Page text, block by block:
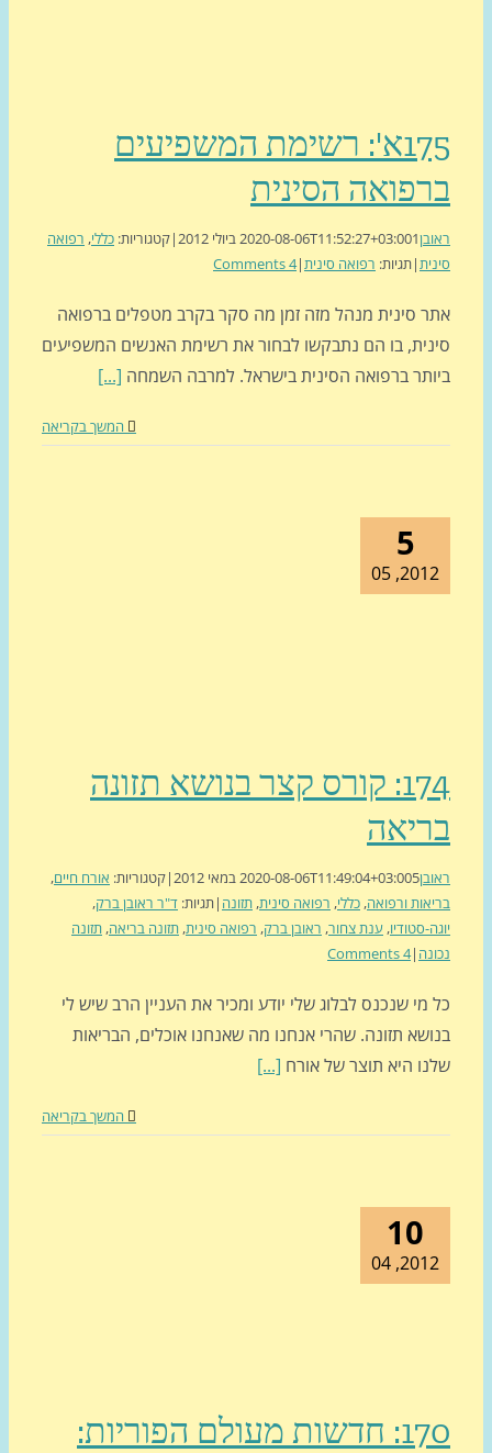
175א': רשימת המשפיעים
הסינית
2020-08-06T11:52:27+03:00
|קטגוריות: כללי,רפואה
תגיות:רפואה סינית|
4 Comments
סינית מנהל מזה זמן מה סקר בקרב מטפלים ברפואה
בו הם נתבקשו לבחור את רשימת האנשים המשפיעים
ברפואה הסינית בישראל. למרבה השמחה [...]
המשך בקריאה
174: קורס קצר בנושא תזונה
2020-08-06T11:49:04+03:00
|קטגוריות: אורח חיים,
ורפואה,כללי,רפואה סינית,תזונה|תגיות:ד"ר ראובן ברק
,ענת צחור, ראובן ברק ,רפואה סינית,תזונה בריאה,תזונה
שנכנס לבלוג שלי יודע ומכיר את העניין הרב שיש לי
תזונה. שהרי אנחנו מה שאנחנו אוכלים, הבריאות
היא תוצר של אורח[...]
המשך בקריאה
170: חדשות מעולם הפוריות: